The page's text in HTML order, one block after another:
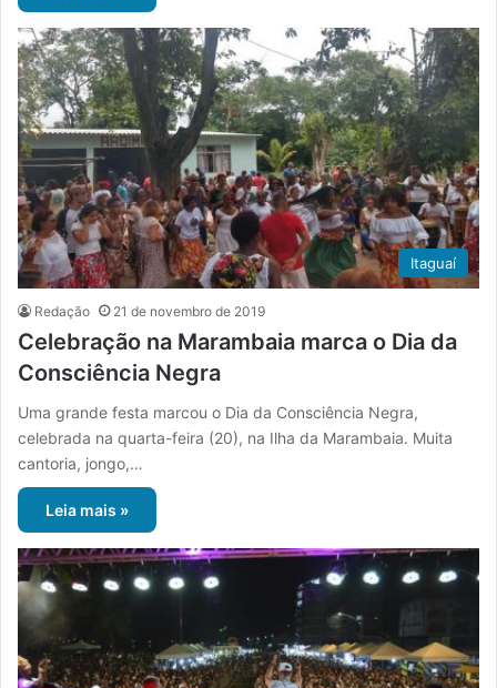
Itaguaí
Redação 21 de novembro de 2019
Celebração na Marambaia marca o Dia da
Consciência Negra
Uma grande festa marcou o Dia da Consciência Negra,
celebrada na quarta-feira (20), na Ilha da Marambaia. Muita
cantoria, jongo,…
Leia mais »